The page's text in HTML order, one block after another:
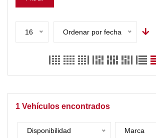
16 Ordenar por fecha
1 Vehículos encontrados
Disponibilidad Marca